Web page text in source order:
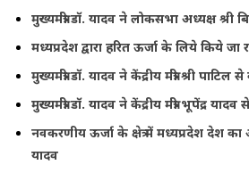
मुख्यमंत्री डॉ. यादव ने लोकसभा अध्यक्ष श्री
मध्यप्रदेश द्वारा हरित ऊर्जा के लिये किये जा
मुख्यमंत्री डॉ. यादव ने केंद्रीय मंत्री श्री
मुख्यमंत्री डॉ. यादव ने केंद्रीय मंत्री भूपेंद्र
नवकरणीय ऊर्जा के क्षेत्र में मध्यप्रदेश देश का
यादव